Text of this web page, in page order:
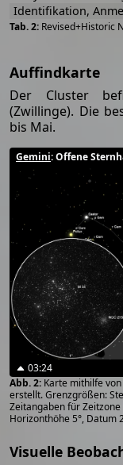
Revised+Historic
Identifikation,
Auffindkarte
Der Cluster
(Zwillinge). Die
bis Mai.
Gemini: Offene
03:24
Karte mithilfe von
erstellt. Grenzgrößen:
Zeitangaben für Zeitzone
Horizonthöhe 5°, Datum
Visuelle